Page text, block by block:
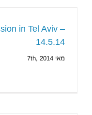
in Tel Aviv –
14.5.14
מאי 7th, 2014